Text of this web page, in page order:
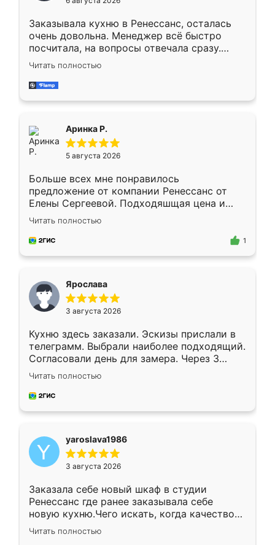
мебели буду заказывать только здесь.
Заказывала кухню в Ренессанс, осталась
очень довольна. Менеджер всё быстро
посчитала, на вопросы отвечала сразу.
Замерщик приехал в субботу, подошёл к
делу со всей ответственностью. Собрали
за день, ребята работали аккуратно, даже
Читать полностью
Аринка Р.
5 августа 2026
Больше всех мне понравилось
предложение от компании Ренессанс от
Елены Сергеевой. Подходяшщая цена и
короткие сроки изготовления. Приехавший
для замера сотрудник Владислав
предложил по моему эскизу самый
Читать полностью
1
Ярослава
3 августа 2026
Кухню здесь заказали. Эскизы прислали в
телеграмм. Выбрали наиболее подходящий.
Согласовали день для замера. Через 3
недели кухня была уже готова. Остались
довольны работой. Спасибо Ренессанс
мебель за качественную работу!
Читать полностью
yaroslava1986
3 августа 2026
Заказала себе новый шкаф в студии
Ренессанс где ранее заказывала себе
новую кухню.Чего искать, когда качеством
вполне довольна. Служит кухня уже почти
два года, нареканий нет.
Читать полностью